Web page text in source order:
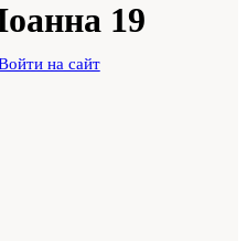
на сайт
19